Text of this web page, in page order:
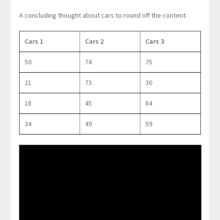
A concluding thought about cars to round off the content.
Cars 1 Cars 2 Cars 3
50 74 75
21 73 30
18 45 84
34 49 59